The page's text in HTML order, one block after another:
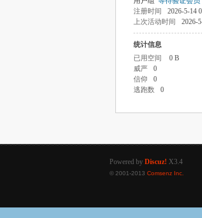
注册时间
2026-5-14
上次活动时间
2026-
统计信息
已用空间
0 B
威严
0
信仰
0
逃跑数
0
Powered by Discuz! X3.4
© 2001-2013 Comsenz Inc.